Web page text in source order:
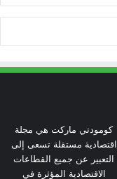
كومودتي ماركت هي مجلة
اقتصادية مستقلة تسعى إلى
التعبير عن جميع القطاعات
الاقتصادية المؤثرة في